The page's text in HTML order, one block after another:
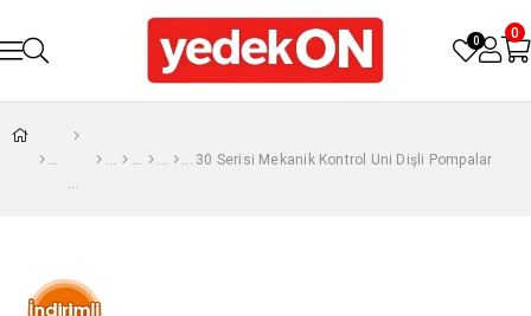
0 0
30 Serisi Mekanik Kontrol Uni Dişli Pompalar